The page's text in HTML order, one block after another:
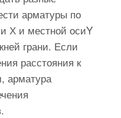
арматуры по
Х и местной осиY
грани. Если
расстояния к
арматура